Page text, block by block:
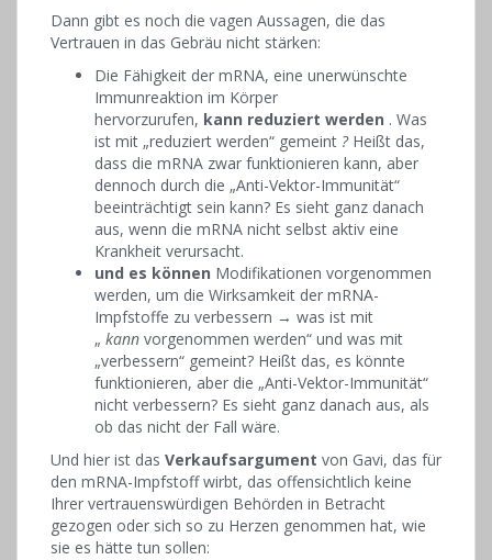
Dann gibt es noch die vagen Aussagen, die das
Vertrauen in das Gebräu nicht stärken:
Die Fähigkeit der mRNA, eine unerwünschte
Immunreaktion im Körper
hervorzurufen, kann reduziert werden . Was
ist mit „reduziert werden“ gemeint ? Heißt das,
dass die mRNA zwar funktionieren kann, aber
dennoch durch die „Anti-Vektor-Immunität“
beeinträchtigt sein kann? Es sieht ganz danach
aus, wenn die mRNA nicht selbst aktiv eine
Krankheit verursacht.
und es können Modifikationen vorgenommen
werden, um die Wirksamkeit der mRNA-
Impfstoffe zu verbessern → was ist mit
„ kann vorgenommen werden“ und was mit
„verbessern“ gemeint? Heißt das, es könnte
funktionieren, aber die „Anti-Vektor-Immunität“
nicht verbessern? Es sieht ganz danach aus, als
ob das nicht der Fall wäre.
Und hier ist das Verkaufsargument von Gavi, das für
den mRNA-Impfstoff wirbt, das offensichtlich keine
Ihrer vertrauenswürdigen Behörden in Betracht
gezogen oder sich so zu Herzen genommen hat, wie
sie es hätte tun sollen: